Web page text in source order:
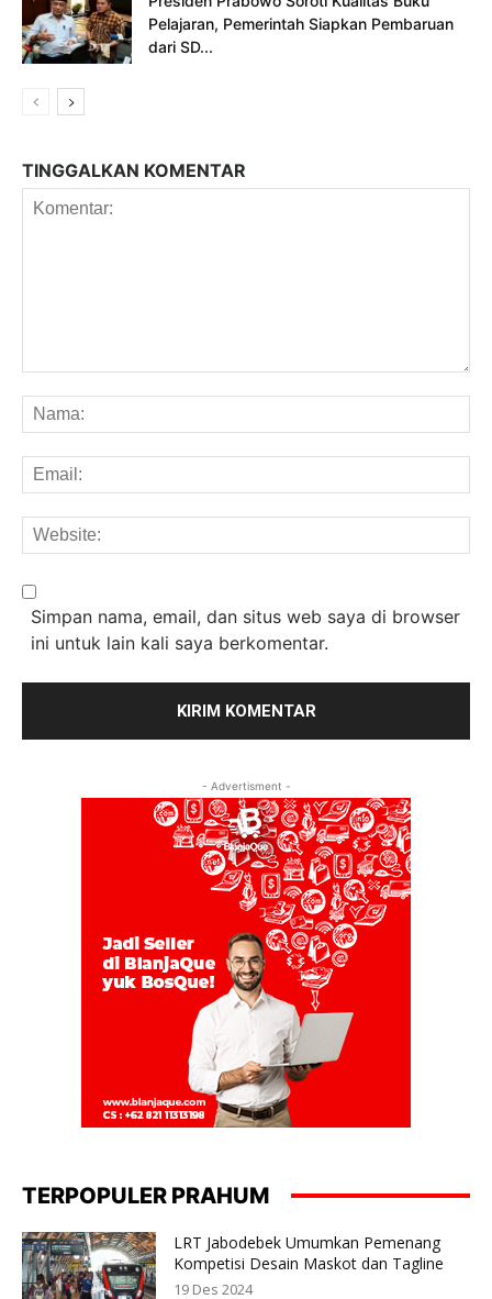
Pelajaran, Pemerintah Siapkan Pembaruan
dari SD...
TINGGALKAN KOMENTAR
Simpan nama, email, dan situs web saya di browser
ini untuk lain kali saya berkomentar.
- Advertisment -
TERPOPULER PRAHUM
LRT Jabodebek Umumkan Pemenang
Kompetisi Desain Maskot dan Tagline
19 Des 2024